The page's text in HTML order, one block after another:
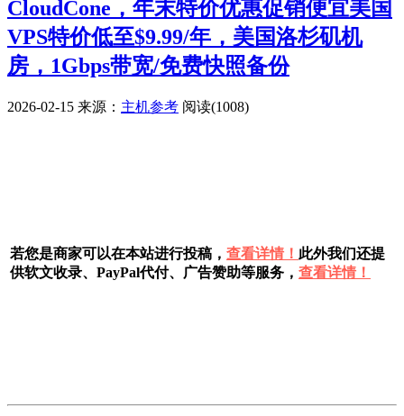
CloudCone，年末特价优惠促销便宜美国
VPS特价低至$9.99/年，美国洛杉矶机
房，1Gbps带宽/免费快照备份
2026-02-15 来源： 主机参考 阅读(1008)
若您是商家可以在本站进行投稿， 查看详情！ 此外我们还提
供软文收录、PayPal代付、广告赞助等服务， 查看详情！